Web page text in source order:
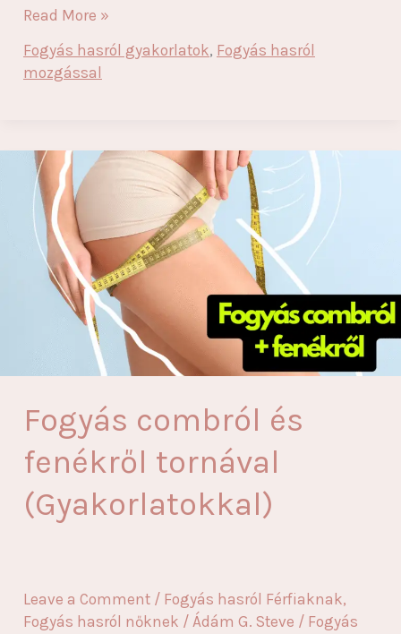
Otthoni
fogyáshoz:
így
ha
tényleg
eredményt
szeretnél
Read More »
Fogyás hasról gyakorlatok, Fogyás hasról
mozgással
Fogyás combról és
fenékről tornával
(Gyakorlatokkal)
Leave a Comment / Fogyás hasról Férfiaknak,
Fogyás hasról nőknek / Ádám G. Steve / Fogyás